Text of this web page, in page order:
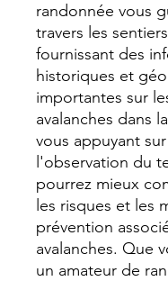
randonnée vous
travers les
fournissant des
historiques et
importantes sur
avalanches dans
vous appuyant sur
l'observation du
pourrez mieux
les risques et les
prévention
avalanches. Que
un amateur de